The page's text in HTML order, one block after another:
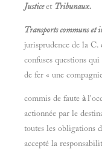
Justiceet Tribunaux.
Transports communs et
jurisprudence de la C.
confuses questions
de fer « une
commis de faute à
actionnée par le
toutes les obligations
accepté la